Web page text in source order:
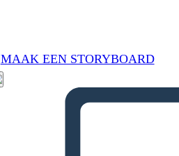
MAAK EEN STORYBOARD